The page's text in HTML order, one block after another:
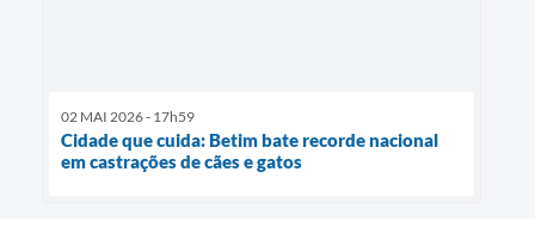
02 MAI 2026 - 17h59
Cidade que cuida: Betim bate recorde nacional
em castrações de cães e gatos